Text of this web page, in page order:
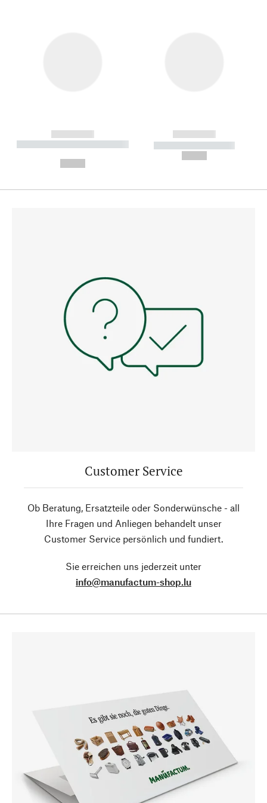
------------
----------- ----------- --------
------------
----------- -----------
Customer Service
Ob Beratung, Ersatzteile oder Sonderwünsche - all
Ihre Fragen und Anliegen behandelt unser
Customer Service persönlich und fundiert.
Sie erreichen uns jederzeit unter
info@manufactum-shop.lu